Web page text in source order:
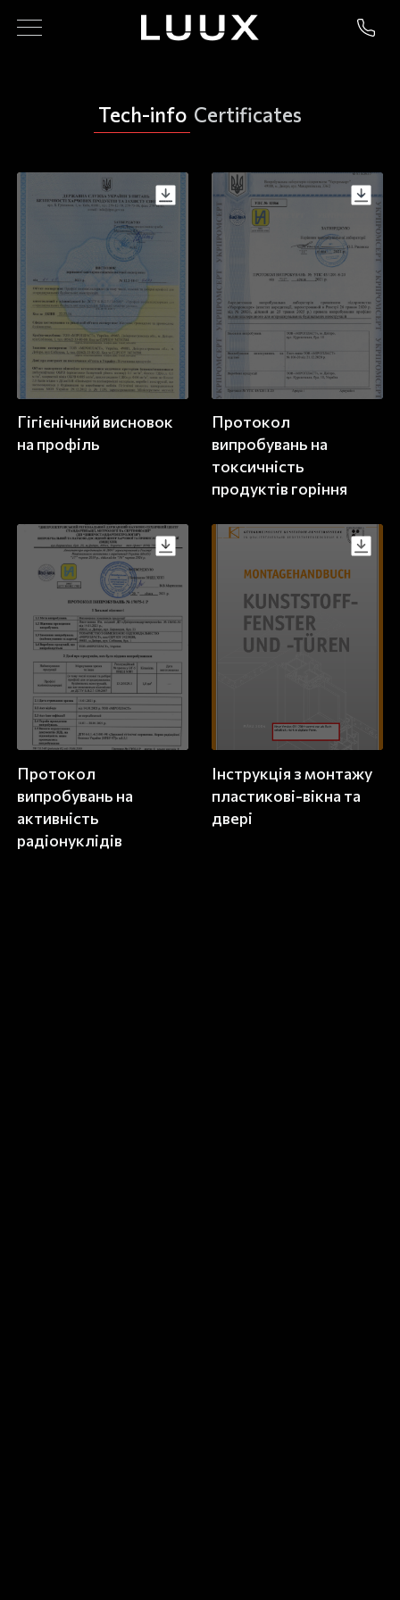
Tech-info Certificates
Гігієнічний висновок
на профіль
Протокол
випробувань на
токсичність
продуктів горіння
Протокол
випробувань на
активність
радіонуклідів
Інструкція з монтажу
пластикові-вікна та
двері